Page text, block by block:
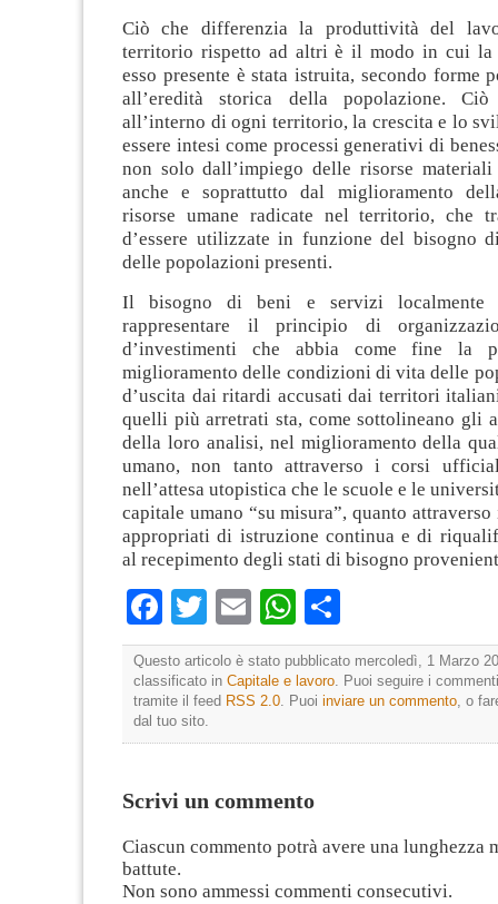
Ciò che differenzia la produttività del
territorio rispetto ad altri è il modo in cui
esso presente è stata istruita, secondo forme
all’eredità storica della popolazione.
all’interno di ogni territorio, la crescita e lo
essere intesi come processi generativi di
non solo dall’impiego delle risorse
anche e soprattutto dal miglioramento
risorse umane radicate nel territorio, che
d’essere utilizzate in funzione del bisogno
delle popolazioni presenti.
Il bisogno di beni e servizi localmente
rappresentare il principio di
d’investimenti che abbia come fine la
miglioramento delle condizioni di vita delle
d’uscita dai ritardi accusati dai territori
quelli più arretrati sta, come sottolineano gli
della loro analisi, nel miglioramento della
umano, non tanto attraverso i corsi
nell’attesa utopistica che le scuole e le
capitale umano “su misura”, quanto
appropriati di istruzione continua e di
al recepimento degli stati di bisogno
Facebook
TwitterEmailWhatsApp
Questo articolo è stato pubblicato mercoledì, 1 Marzo
classificato in Capitale e lavoro. Puoi seguire i
tramite il feed RSS 2.0. Puoi inviare un commento, o
dal tuo sito.
Scrivi un commento
Ciascun commento potrà avere una lunghezza
battute.
Non sono ammessi commenti consecutivi.